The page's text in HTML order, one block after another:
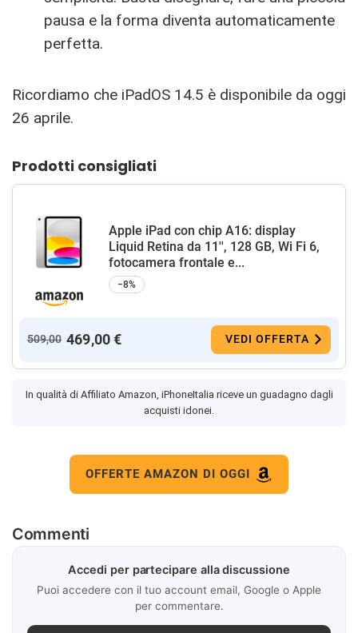
pausa e la forma diventa automaticamente
perfetta.
Ricordiamo che iPadOS 14.5 è disponibile da oggi
26 aprile.
Prodotti consigliati
Apple iPad con chip A16: display
Liquid Retina da 11'', 128 GB, Wi Fi 6,
fotocamera frontale e...
−8%
509,00 469,00 € VEDI OFFERTA
In qualità di Affiliato Amazon, iPhoneItalia riceve un guadagno dagli
acquisti idonei.
OFFERTE AMAZON DI OGGI
Commenti
Accedi per partecipare alla discussione
Puoi accedere con il tuo account email, Google o Apple
per commentare.